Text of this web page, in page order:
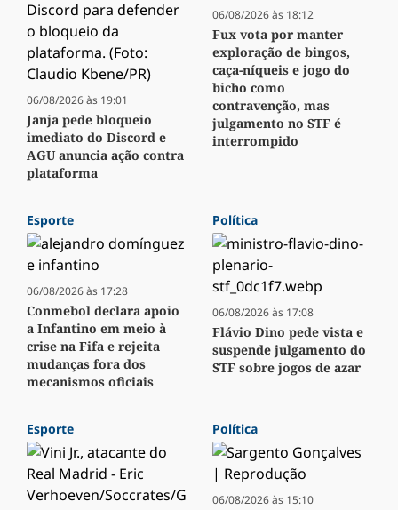
06/08/2026 às 19:01
Janja pede bloqueio
imediato do Discord e
AGU anuncia ação contra
plataforma
06/08/2026 às 18:12
Fux vota por manter
exploração de bingos,
caça-níqueis e jogo do
bicho como
contravenção, mas
julgamento no STF é
interrompido
Esporte
06/08/2026 às 17:28
Conmebol declara apoio
a Infantino em meio à
crise na Fifa e rejeita
mudanças fora dos
mecanismos oficiais
Política
06/08/2026 às 17:08
Flávio Dino pede vista e
suspende julgamento do
STF sobre jogos de azar
Esporte Política
06/08/2026 às 15:10